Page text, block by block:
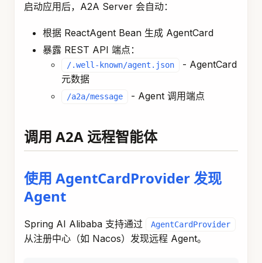
启动应用后，A2A Server 会自动：
根据 ReactAgent Bean 生成 AgentCard
暴露 REST API 端点：
/.well-known/agent.json
- AgentCard
元数据
/a2a/message - Agent 调用端点
调用 A2A 远程智能体
使用 AgentCardProvider 发现
Agent
Spring AI Alibaba 支持通过 AgentCardProvider
从注册中心（如 Nacos）发现远程 Agent。